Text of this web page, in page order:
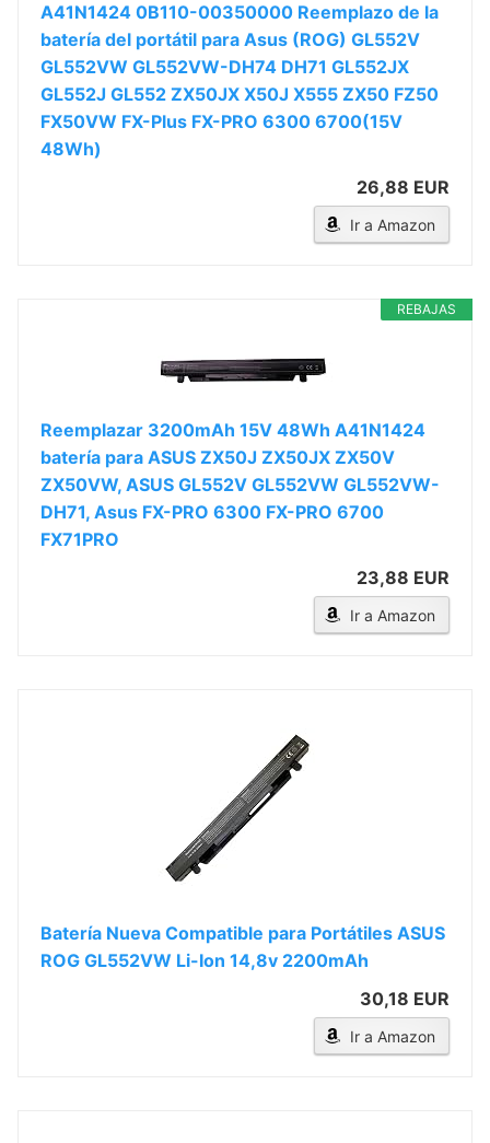
A41N1424 0B110-00350000 Reemplazo de la
batería del portátil para Asus (ROG) GL552V
GL552VW GL552VW-DH74 DH71 GL552JX
GL552J GL552 ZX50JX X50J X555 ZX50 FZ50
FX50VW FX-Plus FX-PRO 6300 6700(15V
48Wh)
26,88 EUR
Ir a Amazon
REBAJAS
Reemplazar 3200mAh 15V 48Wh A41N1424
batería para ASUS ZX50J ZX50JX ZX50V
ZX50VW, ASUS GL552V GL552VW GL552VW-
DH71, Asus FX-PRO 6300 FX-PRO 6700
FX71PRO
23,88 EUR
Ir a Amazon
Batería Nueva Compatible para Portátiles ASUS
ROG GL552VW Li-Ion 14,8v 2200mAh
30,18 EUR
Ir a Amazon